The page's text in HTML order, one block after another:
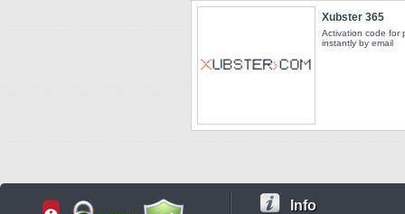
Xubster 365
Activation code for
instantly by email
Info